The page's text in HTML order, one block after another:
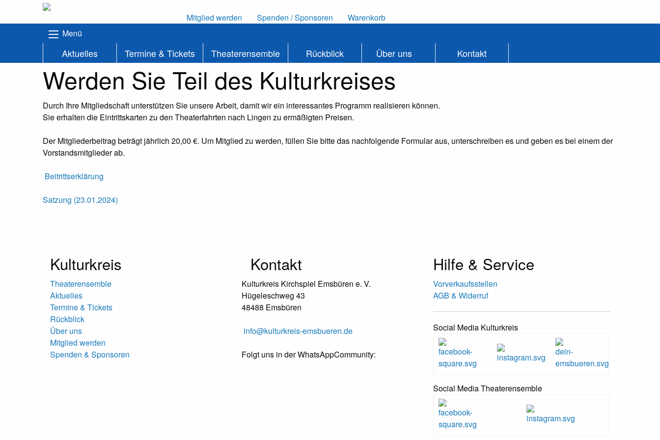
Mitglied werden Spenden / Sponsoren
Warenkorb
Menü
Aktuelles Termine & Tickets Theaterensemble Rückblick Über uns Kontakt
Werden Sie Teil des Kulturkreises
Durch Ihre Mitgliedschaft unterstützen Sie unsere Arbeit, damit wir ein interessantes Programm realisieren können.
Sie erhalten die Eintrittskarten zu den Theaterfahrten nach Lingen zu ermäßigten Preisen.
Der Mitgliederbeitrag beträgt jährlich 20,00 €. Um Mitglied zu werden, füllen Sie bitte das nachfolgende Formular aus, unterschreiben es und geben es bei einem der
Vorstandsmitglieder ab.
Beitrittserklärung
Satzung (23.01.2024)
Kulturkreis
Theaterensemble
Aktuelles
Termine & Tickets
Rückblick
Über uns
Mitglied werden
Spenden & Sponsoren
Kontakt
Kulturkreis Kirchspiel Emsbüren e. V.
Hügeleschweg 43
48488 Emsbüren
info@kulturkreis-emsbueren.de
Folgt uns in der WhatsAppCommunity:
Hilfe & Service
Vorverkaufsstellen
AGB & Widerruf
Social Media Kulturkreis
Social Media Theaterensemble